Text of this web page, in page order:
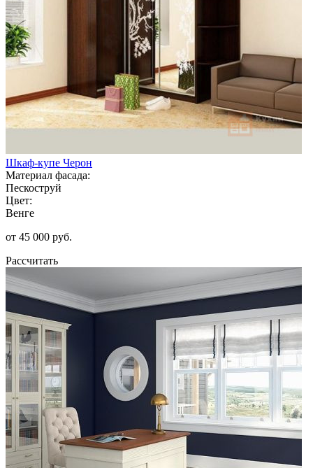
Шкаф-купе Черон
Материал фасада:
Пескоструй
Цвет:
Венге
от 45 000 руб.
Рассчитать